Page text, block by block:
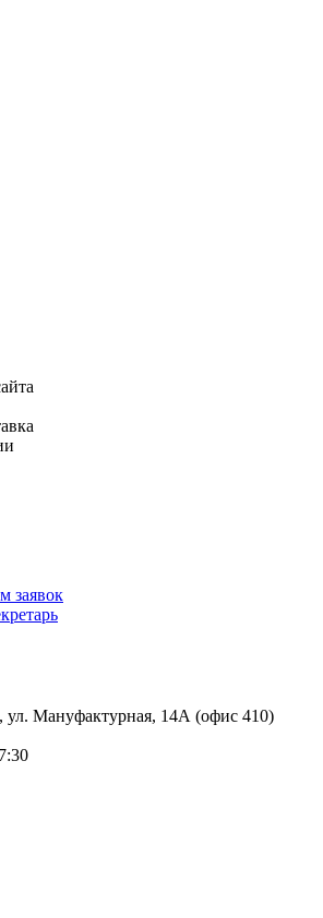
заявок
Мануфактурная, 14А (офис 410)